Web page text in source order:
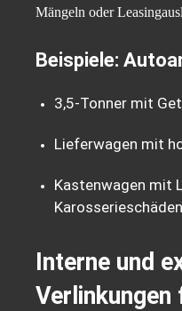
Mängeln oder
Beispiele:
3,5-Tonner mit
Lieferwagen mit
Kastenwagen mit
Karosserieschäden
Interne und